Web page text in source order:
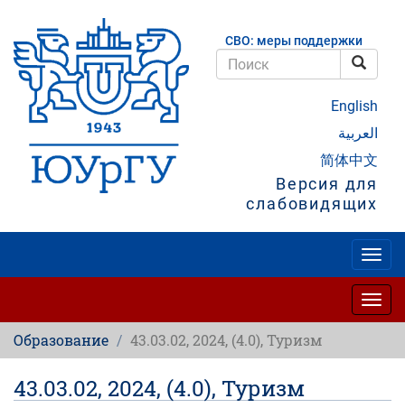
основному
содержанию
СВО: меры поддержки
English
العربية
简体中文
Версия для
слабовидящих
Образование 43.03.02, 2024, (4.0), Туризм
43.03.02, 2024, (4.0), Туризм